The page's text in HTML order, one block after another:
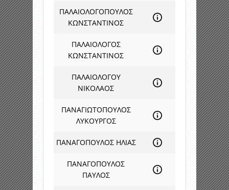
ΠΑΛΑΙΟΛΟΓΟΠΟΥΛΟΣ
ΚΩΝΣΤΑΝΤΙΝΟΣ
ΠΑΛΑΙΟΛΟΓΟΣ
ΚΩΝΣΤΑΝΤΙΝΟΣ
ΠΑΛΑΙΟΛΟΓΟΥ
ΝΙΚΟΛΑΟΣ
ΠΑΝΑΓΙΩΤΟΠΟΥΛΟΣ
ΛΥΚΟΥΡΓΟΣ
ΠΑΝΑΓΟΠΟΥΛΟΣ ΗΛΙΑΣ
ΠΑΝΑΓΟΠΟΥΛΟΣ
ΠΑΥΛΟΣ